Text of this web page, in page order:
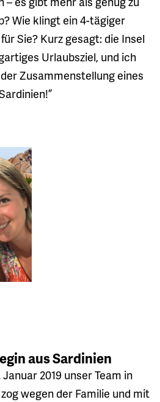
Wie klingt ein 4-tägiger
Sie? Kurz gesagt: die Insel
Urlaubsziel, und ich
Zusammenstellung eines
aus Sardinien
2019 unser Team in
wegen der Familie und mit